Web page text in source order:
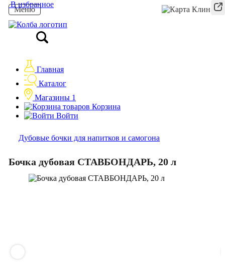
Меню Клин
Главная
Каталог
Магазины 1
Корзина
Войти
Дубовые бочки для напитков и самогона
Бочка дубовая СТАВБОНДАРЬ, 20 л
В избранное